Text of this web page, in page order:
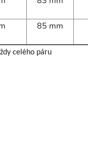
85 mm
celého páru